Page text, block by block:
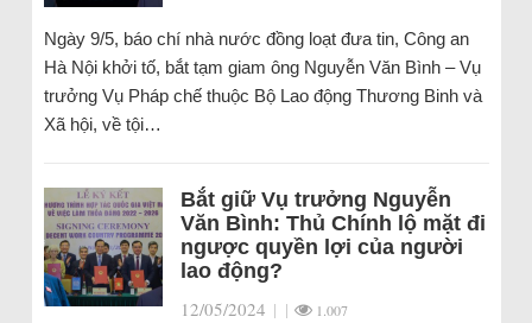
Ngày 9/5, báo chí nhà nước đồng loạt đưa tin, Công an
Hà Nội khởi tố, bắt tạm giam ông Nguyễn Văn Bình – Vụ
trưởng Vụ Pháp chế thuộc Bộ Lao động Thương Binh và
Xã hội, về tội…
Bắt giữ Vụ trưởng Nguyễn
Văn Bình: Thủ Chính lộ mặt đi
ngược quyền lợi của người
lao động?
12/05/2024 | | 1.007